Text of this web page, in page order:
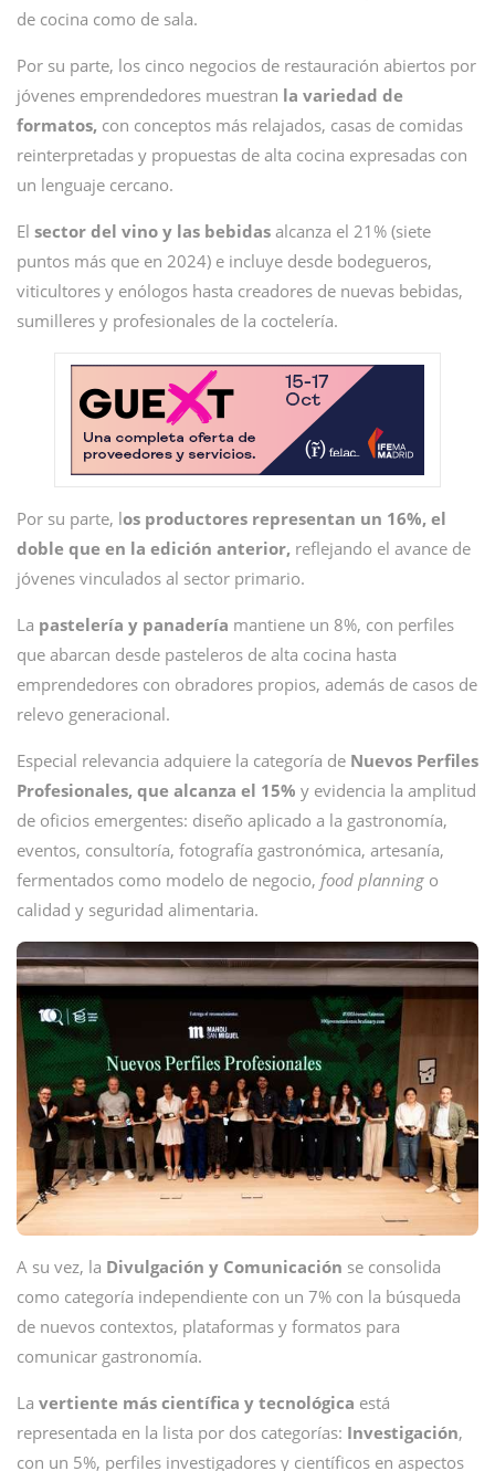
de cocina como de sala.
Por su parte, los cinco negocios de restauración abiertos por
jóvenes emprendedores muestran la variedad de
formatos, con conceptos más relajados, casas de comidas
reinterpretadas y propuestas de alta cocina expresadas con
un lenguaje cercano.
El sector del vino y las bebidas alcanza el 21% (siete
puntos más que en 2024) e incluye desde bodegueros,
viticultores y enólogos hasta creadores de nuevas bebidas,
sumilleres y profesionales de la coctelería.
Por su parte, los productores representan un 16%, el
doble que en la edición anterior, reflejando el avance de
jóvenes vinculados al sector primario.
La pastelería y panadería mantiene un 8%, con perfiles
que abarcan desde pasteleros de alta cocina hasta
emprendedores con obradores propios, además de casos de
relevo generacional.
Especial relevancia adquiere la categoría de Nuevos Perfiles
Profesionales, que alcanza el 15% y evidencia la amplitud
de oficios emergentes: diseño aplicado a la gastronomía,
eventos, consultoría, fotografía gastronómica, artesanía,
fermentados como modelo de negocio, food planning o
calidad y seguridad alimentaria.
A su vez, la Divulgación y Comunicación se consolida
como categoría independiente con un 7% con la búsqueda
de nuevos contextos, plataformas y formatos para
comunicar gastronomía.
La vertiente más científica y tecnológica está
representada en la lista por dos categorías: Investigación,
con un 5%, perfiles investigadores y científicos en aspectos